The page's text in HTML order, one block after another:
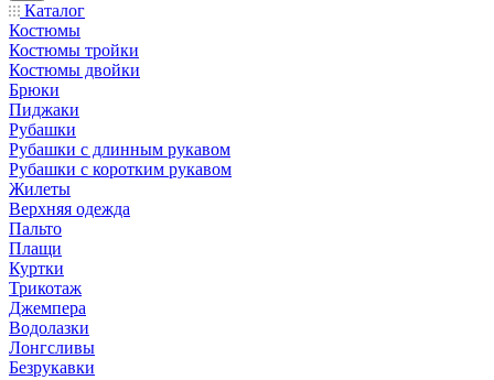
Каталог
Костюмы
Костюмы тройки
Костюмы двойки
Брюки
Пиджаки
Рубашки
Рубашки с длинным рукавом
Рубашки с коротким рукавом
Жилеты
Верхняя одежда
Пальто
Плащи
Куртки
Трикотаж
Джемпера
Водолазки
Лонгсливы
Безрукавки